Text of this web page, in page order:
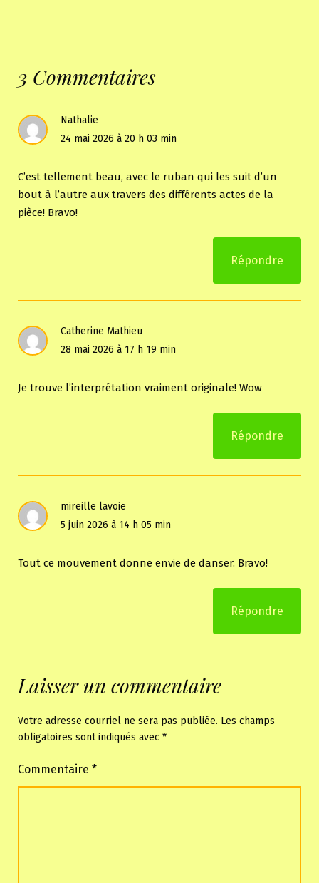
3 Commentaires
Nathalie
24 mai 2026 à 20 h 03 min
C’est tellement beau, avec le ruban qui les suit d’un
bout à l’autre aux travers des différents actes de la
pièce! Bravo!
Répondre
Catherine Mathieu
28 mai 2026 à 17 h 19 min
Je trouve l’interprétation vraiment originale! Wow
Répondre
mireille lavoie
5 juin 2026 à 14 h 05 min
Tout ce mouvement donne envie de danser. Bravo!
Répondre
Laisser un commentaire
Votre adresse courriel ne sera pas publiée. Les champs
obligatoires sont indiqués avec *
Commentaire *